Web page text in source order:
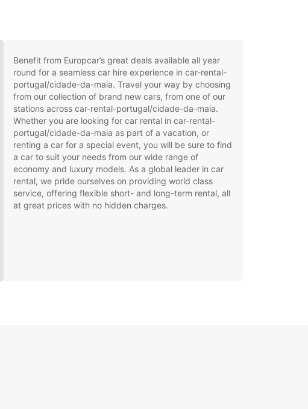
Benefit from Europcar’s great deals available all year
round for a seamless car hire experience in car-rental-
portugal/cidade-da-maia. Travel your way by choosing
from our collection of brand new cars, from one of our
stations across car-rental-portugal/cidade-da-maia.
Whether you are looking for car rental in car-rental-
portugal/cidade-da-maia as part of a vacation, or
renting a car for a special event, you will be sure to find
a car to suit your needs from our wide range of
economy and luxury models. As a global leader in car
rental, we pride ourselves on providing world class
service, offering flexible short- and long-term rental, all
at great prices with no hidden charges.